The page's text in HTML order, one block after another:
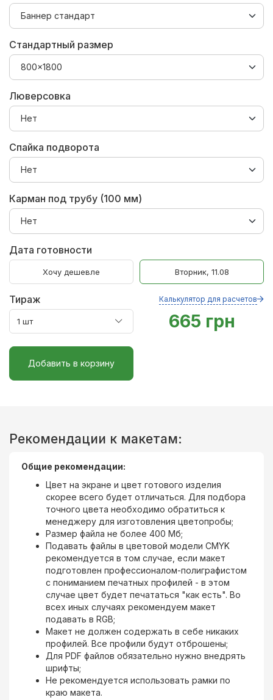
Стандартный размер
Люверсовка
Спайка подворота
Карман под трубу (100 мм)
Дата готовности
Хочу дешевле Вторник, 11.08
Тираж Калькулятор для расчетов
665 грн
Добавить в корзину
Рекомендации к макетам:
Общие рекомендации:
Цвет на экране и цвет готового изделия
скорее всего будет отличаться. Для подбора
точного цвета необходимо обратиться к
менеджеру для изготовления цветопробы;
Размер файла не более 400 Мб;
Подавать файлы в цветовой модели CMYK
рекомендуется в том случае, если макет
подготовлен профессионалом-полиграфистом
с пониманием печатных профилей - в этом
случае цвет будет печататься "как есть". Во
всех иных случаях рекомендуем макет
подавать в RGB;
Макет не должен содержать в себе никаких
профилей. Все профили будут отброшены;
Для PDF файлов обязательно нужно внедрять
шрифты;
Не рекомендуется использовать рамки по
краю макета.